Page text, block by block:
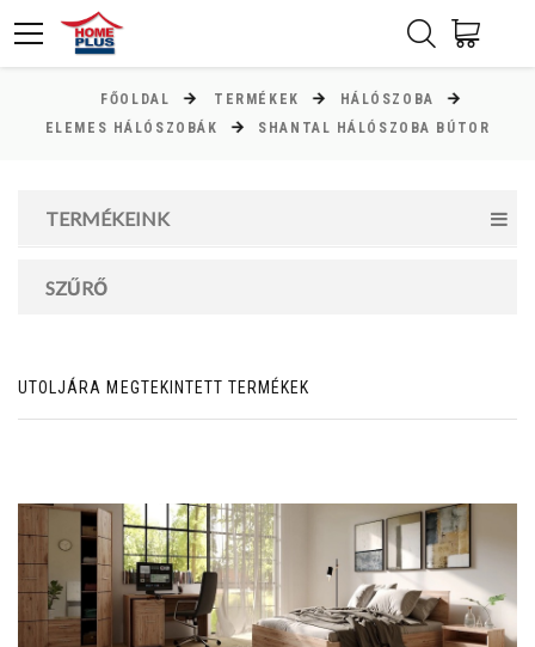
FŐOLDAL TERMÉKEK
HÁLÓSZOBA
ELEMES HÁLÓSZOBÁK
SHANTAL HÁLÓSZOBA BÚTOR
TERMÉKEINK
SZŰRŐ
Ft
MAGASSÁG
cm
SZÉLESSÉG
UTOLJÁRA MEGTEKINTETT TERMÉKEK